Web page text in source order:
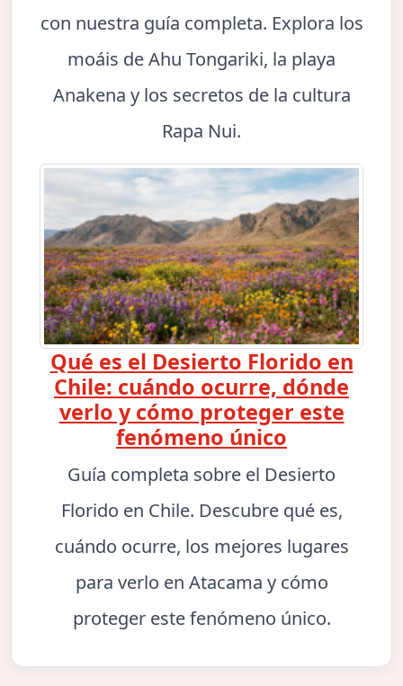
con nuestra guía completa. Explora los
moáis de Ahu Tongariki, la playa
Anakena y los secretos de la cultura
Rapa Nui.
Qué es el Desierto Florido en
Chile: cuándo ocurre, dónde
verlo y cómo proteger este
fenómeno único
Guía completa sobre el Desierto
Florido en Chile. Descubre qué es,
cuándo ocurre, los mejores lugares
para verlo en Atacama y cómo
proteger este fenómeno único.